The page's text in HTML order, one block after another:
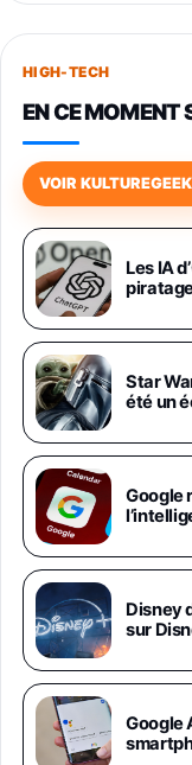
749,99€
648,63€
Samsung
Android
Chargeur
1019€
Galaxy
1019€
Galaxy
892€1199€
Philips
24,94€
Asus RT-
Bande
Vlan,
Parental,
39,72€
HIGH-TECH
EN CE MOMENT
VOIR KULTUREGEEK
Les IA
Star
été un
Google
Disney
sur
Google